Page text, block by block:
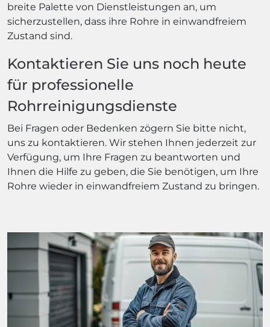
breite Palette von Dienstleistungen an, um
sicherzustellen, dass ihre Rohre in einwandfreiem
Zustand sind.
Kontaktieren Sie uns noch heute
für professionelle
Rohrreinigungsdienste
Bei Fragen oder Bedenken zögern Sie bitte nicht,
uns zu kontaktieren. Wir stehen Ihnen jederzeit zur
Verfügung, um Ihre Fragen zu beantworten und
Ihnen die Hilfe zu geben, die Sie benötigen, um Ihre
Rohre wieder in einwandfreiem Zustand zu bringen.